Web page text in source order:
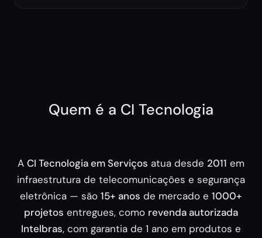
Quem é a CI Tecnologia
A CI Tecnologia em Serviços atua desde 2011 em
infraestrutura de telecomunicações e segurança
eletrônica — são 15+ anos de mercado e 1000+
projetos entregues, como revenda autorizada
Intelbras, com garantia de 1 ano em produtos e